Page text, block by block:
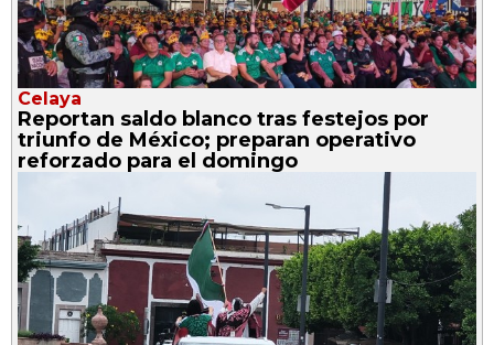
Celaya
Reportan saldo blanco tras festejos por
triunfo de México; preparan operativo
reforzado para el domingo